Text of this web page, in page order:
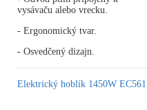
vysávaču alebo vrecku.
- Ergonomický tvar.
- Osvedčený dizajn.
Elektrický hoblík 1450W EC561